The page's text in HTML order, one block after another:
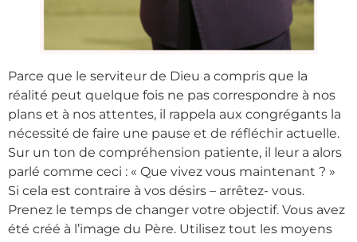
Parce que le serviteur de Dieu a compris que la
réalité peut quelque fois ne pas correspondre à nos
plans et à nos attentes, il rappela aux congrégants la
nécessité de faire une pause et de réfléchir actuelle.
Sur un ton de compréhension patiente, il leur a alors
parlé comme ceci : « Que vivez vous maintenant ? »
Si cela est contraire à vos désirs – arrêtez- vous.
Prenez le temps de changer votre objectif. Vous avez
été créé à l’image du Père. Utilisez tout les moyens